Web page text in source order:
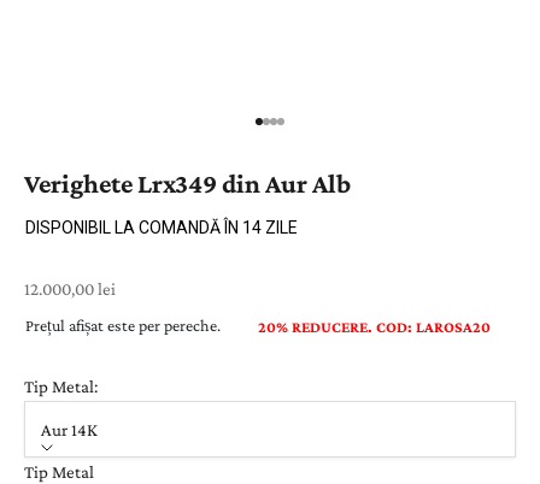
Verighete Lrx349 din Aur Alb
DISPONIBIL LA COMANDĂ ÎN 14 ZILE
Preț cu reducere
12.000,00 lei
Prețul afișat este per pereche.
20% REDUCERE. COD: LAROSA20
Tip Metal:
Aur 14K
Tip Metal